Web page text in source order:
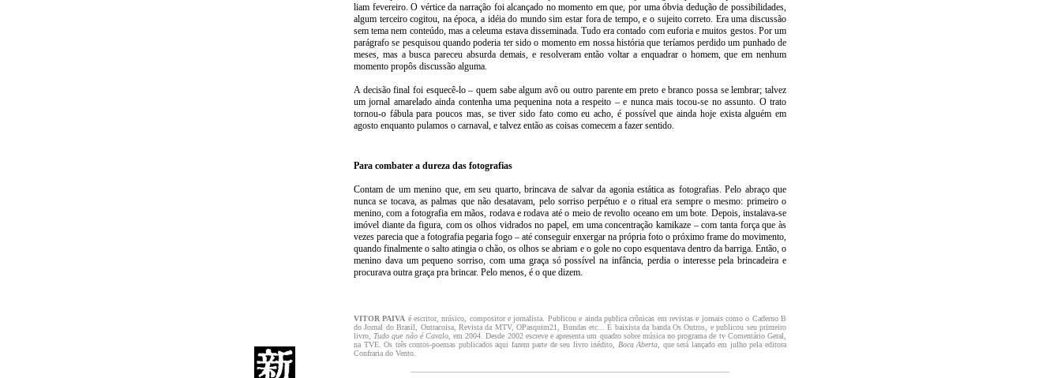
liam fevereiro. O vértice da narração foi alcançado no momento em que, por uma óbvia dedução de possibilidades,
algum terceiro cogitou, na época, a idéia do mundo sim estar fora de tempo, e o sujeito correto. Era uma discussão
sem tema nem conteúdo, mas a celeuma estava disseminada. Tudo era contado com euforia e muitos gestos. Por um
parágrafo se pesquisou quando poderia ter sido o momento em nossa história que teríamos perdido um punhado de
meses, mas a busca pareceu absurda demais, e resolveram então voltar a enquadrar o homem, que em nenhum
momento propôs discussão alguma.
A decisão final foi esquecê-lo – quem sabe algum avô ou outro parente em preto e branco possa se lembrar; talvez
um jornal amarelado ainda contenha uma pequenina nota a respeito – e nunca mais tocou-se no assunto. O trato
tornou-o fábula para poucos mas, se tiver sido fato como eu acho, é possível que ainda hoje exista alguém em
agosto enquanto pulamos o carnaval, e talvez então as coisas comecem a fazer sentido.
Para combater a dureza das fotografias
Contam de um menino que, em seu quarto, brincava de salvar da agonia estática as fotografias. Pelo abraço que
nunca se tocava, as palmas que não desatavam, pelo sorriso perpétuo e o ritual era sempre o mesmo: primeiro o
menino, com a fotografia em mãos, rodava e rodava até o meio de revolto oceano em um bote. Depois, instalava-se
imóvel diante da figura, com os olhos vidrados no papel, em uma concentração kamikaze – com tanta força que às
vezes parecia que a fotografia pegaria fogo – até conseguir enxergar na própria foto o próximo frame do movimento,
quando finalmente o salto atingia o chão, os olhos se abriam e o gole no copo esquentava dentro da barriga. Então, o
menino dava um pequeno sorriso, com uma graça só possível na infância, perdia o interesse pela brincadeira e
procurava outra graça pra brincar. Pelo menos, é o que dizem.
VITOR PAIVA é escritor, músico, compositor e jornalista. Publicou e ainda publica crônicas em revistas e jornais como o Caderno B
do Jornal do Brasil, Outracoisa, Revista da MTV, OPasquim21, Bundas etc... É baixista da banda Os Outros, e publicou seu primeiro
livro,Tudo que não é Cavalo, em 2004. Desde 2002 escreve e apresenta um quadro sobre música no programa de tv Comentário Geral,
na TVE. Os três contos-poemas publicados aqui fazem parte de seu livro inédito,
Boca Aberta , que será lançado em julho pela editora
Confraria do Vento.